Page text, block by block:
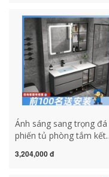
gương thông minh tủ
phòng tắm kết hợp
rửa tay tủ gương nhà
thông minh tủ gương
vệ sinh
Ánh sáng sang trọng đá
phiến tủ phòng tắm kết
chậu rửa tủ chậu rửa hiện
3,204,000 đ